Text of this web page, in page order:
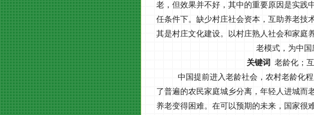
老，但效果并不好，其中的重要原因是实践
任条件下。缺少村庄社会资本，互助养老技
其是村庄文化建设。以村庄熟人社会和家庭
老模式，为中
关键词 老龄化；
中国提前进入老龄社会，农村老龄化
了普遍的农民家庭城乡分离，年轻人进城而
养老变得困难。在可以预期的未来，国家很